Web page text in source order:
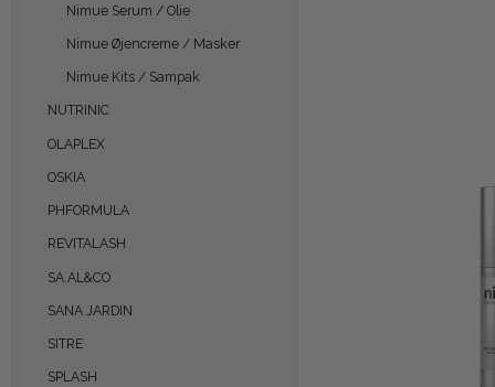
Nimue Serum / Olie
Nimue Øjencreme / Masker
Nimue Kits / Sampak
NUTRINIC
OLAPLEX
OSKIA
PHFORMULA
REVITALASH
SA.AL&CO
SANA JARDIN
SITRE
SPLASH